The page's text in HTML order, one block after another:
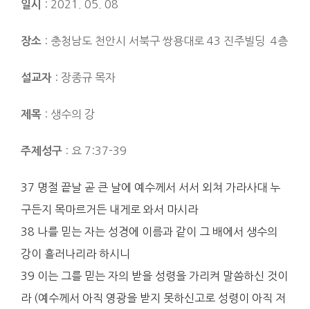
일시 : 2021. 05. 08
장소 : 충청남도 천안시 서북구 쌍용대로 43 진주빌딩 4층
설교자 : 장종규 목자
제목 : 생수의 강
주제성구 : 요 7:37-39
37 명절 끝날 곧 큰 날에 예수께서 서서 외쳐 가라사대 누
구든지 목마르거든 내게로 와서 마시라
38 나를 믿는 자는 성경에 이름과 같이 그 배에서 생수의
강이 흘러나리라 하시니
39 이는 그를 믿는 자의 받을 성령을 가리켜 말씀하신 것이
라 (예수께서 아직 영광을 받지 못하신고로 성령이 아직 저